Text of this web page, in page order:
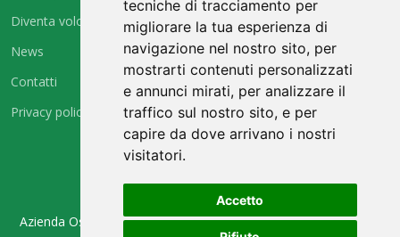
tecniche di tracciamento per
migliorare la tua esperienza di
navigazione nel nostro sito, per
mostrarti contenuti personalizzati
e annunci mirati, per analizzare il
traffico sul nostro sito, e per
capire da dove arrivano i nostri
visitatori.
Accetto
Diventa volontario
News
Contatti
Privacy policy
Contatti
Azienda Ospedaliera Universitaria “Maggiore della Carità”, C.so